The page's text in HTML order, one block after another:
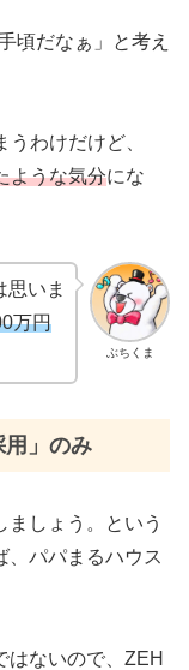
頃だなぁ」と考え
わけだけど、
ような気分にな
ぶちくま
思いま
万円
用」のみ
ましょう。という
、パパまるハウス
はないので、ZEH